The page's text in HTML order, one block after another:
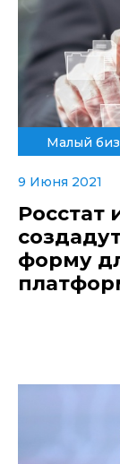
Малый
9 Июня 2021
Росстат
форму